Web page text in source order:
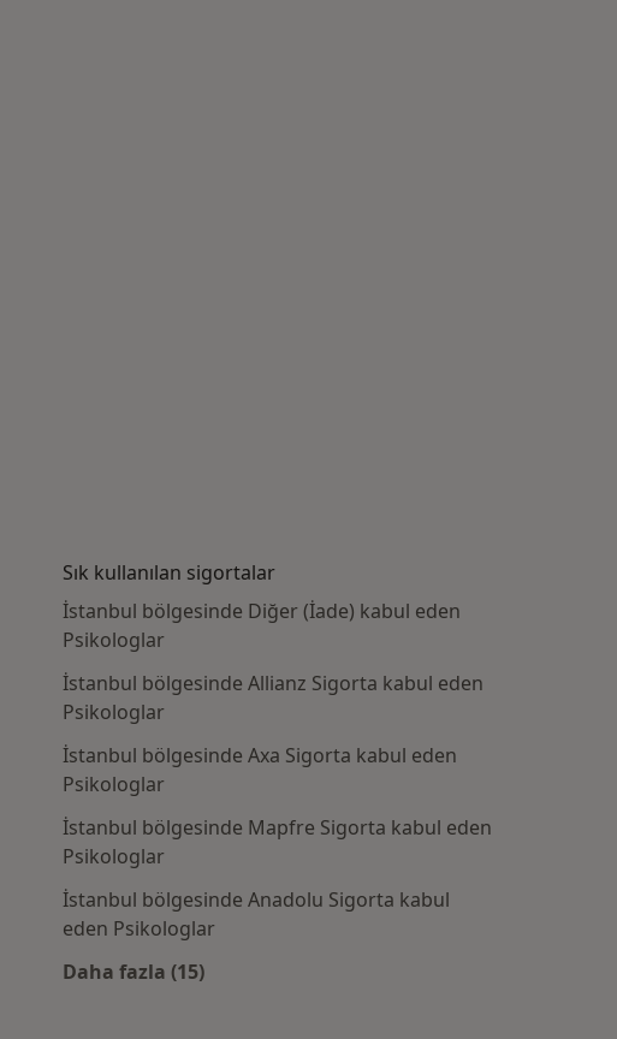
aranan bazı hastalıklar
Sık kullanılan sigortalar
İstanbul bölgesinde Diğer (İade) kabul eden
Psikologlar
İstanbul bölgesinde Allianz Sigorta kabul eden
Psikologlar
İstanbul bölgesinde Axa Sigorta kabul eden
Psikologlar
İstanbul bölgesinde Mapfre Sigorta kabul eden
Psikologlar
İstanbul bölgesinde Anadolu Sigorta kabul
eden Psikologlar
Daha fazla (15)